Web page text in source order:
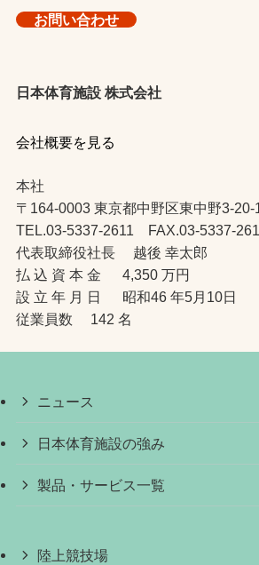
お問い合わせ
日本体育施設 株式会社
会社概要を見る
本社
〒164-0003 東京都中野区東中野3-20-
TEL.03-5337-2611 FAX.03-5337-
代表取締役社長 越後 幸太郎
払 込 資 本 金 4,350 万円
設 立 年 月 日 昭和46 年5月10日
従業員数 142 名
ニュース
日本体育施設の強み
製品・サービス一覧
陸上競技場